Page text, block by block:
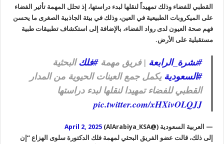
القطبي للفضاء وذلك تمهيداً لنقلها لبدء دراستها، إذ تحلل المهمة تأثير الفضاء
على الميكروبات الطبيعية في العين، وذلك في بيئة الجاذبية الصغرى ما يحسن
فهم صحة العيون لدى رواد الفضاء، بالإضافة إلى استكشاف تطبيقات طبية
مستقبلية على الأرض.
#نشرة_الرابعة | فريق مهمة#فلكالبحثية
#السعودية يكمل جمع العينات الحيوية من المدار
القطبي للفضاء تمهيدا لنقلها لبدء دراستها
pic.twitter.com/xHXivOLQJJ
— العربية السعودية (@AlArabiya_KSA)
April 2, 2025
إلى ذلك، قالت عضو الفريق البحثي لمهمة فلك الدكتورة سلوى الهزاع “إن